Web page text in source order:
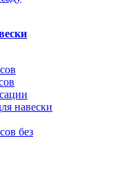
навески
без